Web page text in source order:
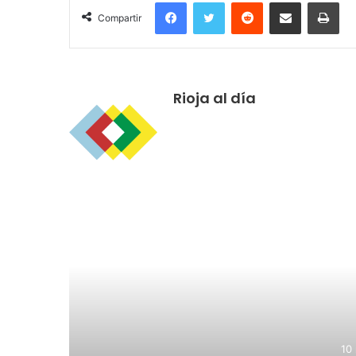
Compartir
Rioja al día
10